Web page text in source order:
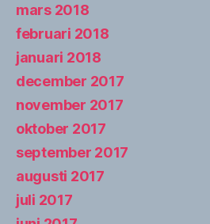
mars 2018
februari 2018
januari 2018
december 2017
november 2017
oktober 2017
september 2017
augusti 2017
juli 2017